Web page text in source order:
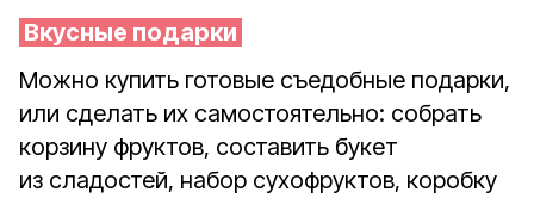
Вкусные подарки
Можно купить готовые съедобные подарки,
или сделать их самостоятельно: собрать
корзину фруктов, составить букет
из сладостей, набор сухофруктов, коробку